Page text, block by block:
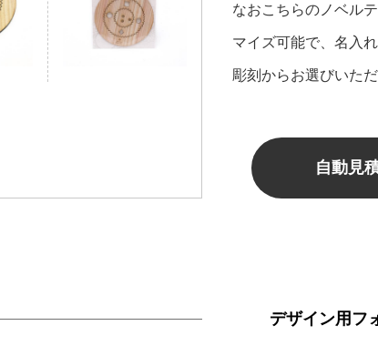
なおこちらのノベル
マイズ可能で、名入
彫刻からお選びいただ
自動見
デザイン用フ